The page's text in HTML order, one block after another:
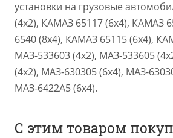
установки на грузовые
(4х2), КАМАЗ 65117 (6х4), КАМАЗ
6540 (8х4), КАМАЗ 65115 (6х4),
МАЗ-533603 (4х2), МАЗ-533605
(4х2), МАЗ-630305 (6х4), МАЗ-
МАЗ-6422А5 (6х4).
С этим товаром